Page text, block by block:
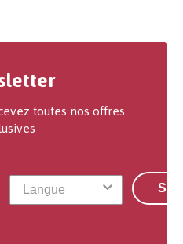
toutes nos offres